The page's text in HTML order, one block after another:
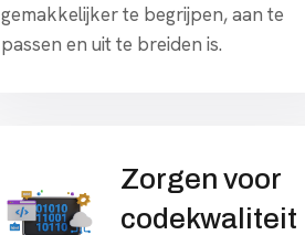
gemakkelijker te begrijpen, aan te
passen en uit te breiden is.
Zorgen voor
codekwaliteit